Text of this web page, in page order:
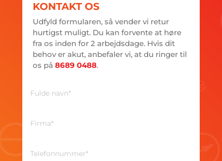
KONTAKT OS
Udfyld formularen, så vender vi retur
hurtigst muligt. Du kan forvente at høre
fra os inden for 2 arbejdsdage. Hvis dit
behov er akut, anbefaler vi, at du ringer til
os på 8689 0488.